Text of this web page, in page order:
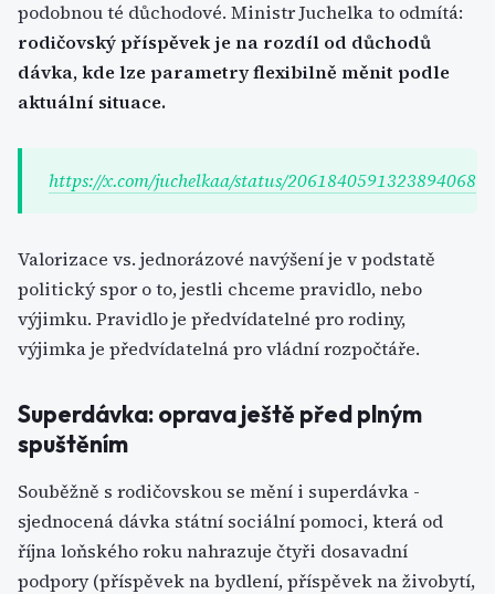
podobnou té důchodové. Ministr Juchelka to odmítá:
rodičovský příspěvek je na rozdíl od důchodů
dávka, kde lze parametry flexibilně měnit podle
aktuální situace.
https://x.com/juchelkaa/status/2061840591323894068
Valorizace vs. jednorázové navýšení je v podstatě
politický spor o to, jestli chceme pravidlo, nebo
výjimku. Pravidlo je předvídatelné pro rodiny,
výjimka je předvídatelná pro vládní rozpočtáře.
Superdávka: oprava ještě před plným
spuštěním
Souběžně s rodičovskou se mění i superdávka -
sjednocená dávka státní sociální pomoci, která od
října loňského roku nahrazuje čtyři dosavadní
podpory (příspěvek na bydlení, příspěvek na živobytí,